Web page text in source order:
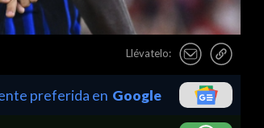
Llévatelo:
preferida en Google